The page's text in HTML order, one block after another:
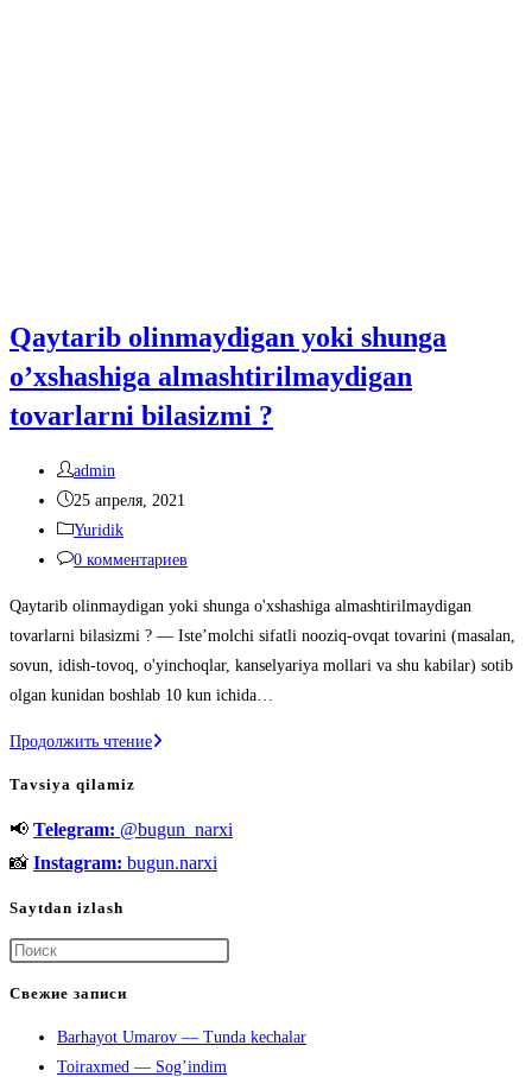
Qaytarib olinmaydigan yoki shunga
o’xshashiga almashtirilmaydigan
tovarlarni bilasizmi ?
Автор
записи:
admin
Запись
опубликована:
25 апреля, 2021
Рубрика
записи:
Yuridik
Комментарии
0 комментариев
Qaytarib olinmaydigan yoki shunga o'xshashiga almashtirilmaydigan
tovarlarni bilasizmi ? — Iste’molchi sifatli nooziq-ovqat tovarini (masalan,
sovun, idish-tovoq, o'yinchoqlar, kanselyariya mollari va shu kabilar) sotib
olgan kunidan boshlab 10 kun ichida…
Продолжить чтениеQaytarib
shunga
o’xshashiga
Tavsiya qilamiz
📢 Telegram: @bugun_narxi
📸 Instagram: bugun.narxi
Saytdan izlash
чтобы
Свежие записи
Barhayot Umarov — Tunda kechalar
Toiraxmed — Sog’indim